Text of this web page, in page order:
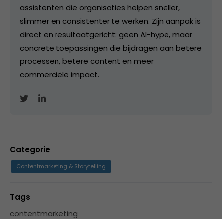
assistenten die organisaties helpen sneller,
slimmer en consistenter te werken. Zijn aanpak is
direct en resultaatgericht: geen AI-hype, maar
concrete toepassingen die bijdragen aan betere
processen, betere content en meer
commerciële impact.
Categorie
Contentmarketing & Storytelling
Tags
contentmarketing